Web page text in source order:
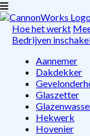
Hoe het werkt
Bedrijven
Aannemer
Dakdekker
Glaszetter
Hekwerk
Hovenier